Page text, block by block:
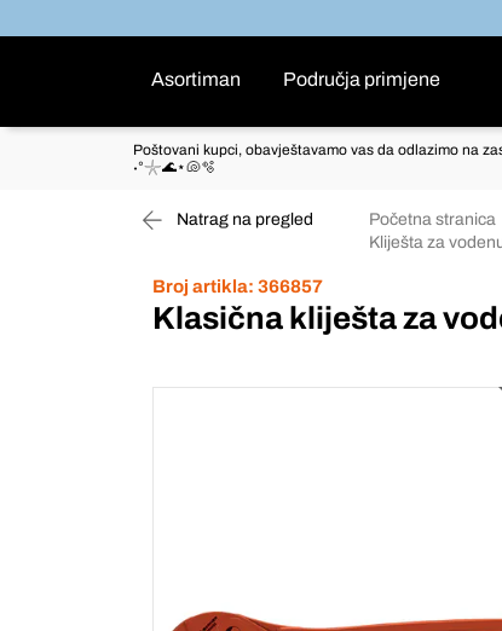
Asortiman Područja primjene
Poštovani kupci, obavještavamo vas da odlazimo na
˖°𓇼🌊⋆🐚🫧
Natrag na pregled Početna stranica
Kliješta za
Broj artikla: 366857
Klasična kliješta za